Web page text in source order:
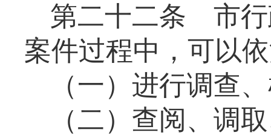
第二十二条 市行
案件过程中，可以
（一）进行调查
（二）查阅、调